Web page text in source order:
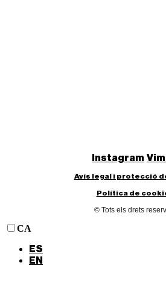
Instagram
Avís legal i protecció
Política de
© Tots els drets
CA
ES
EN